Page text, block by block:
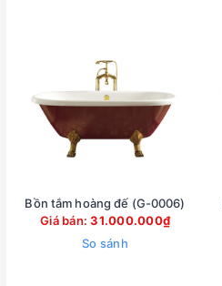
Bồn tắm hoàng đế (G-0006)
Giá bán:31.000.000₫
So sánh